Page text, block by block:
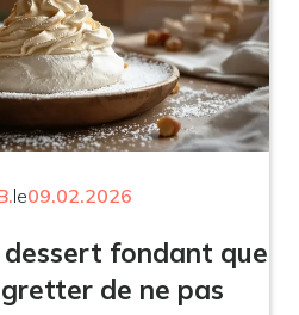
le09.02.2026
fondant que
de ne pas